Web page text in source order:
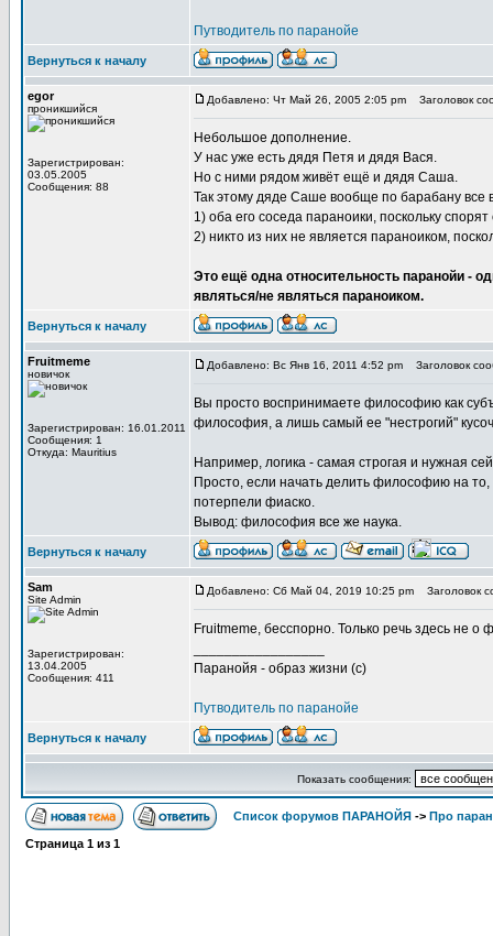
Путводитель по паранойе
Вернуться к началу
egor
проникшийся
Зарегистрирован:
03.05.2005
Сообщения: 88
Добавлено: Чт Май 26, 2005 2:05 pm Заголовок
Небольшое дополнение.
У нас уже есть дядя Петя и дядя Вася.
Но с ними рядом живёт ещё и дядя Саша.
Так этому дяде Саше вообще по барабану все
1) оба его соседа параноики, поскольку
2) никто из них не является параноиком,
Это ещё одна относительность паранойи -
являться/не являться параноиком.
Вернуться к началу
Fruitmeme
новичок
Зарегистрирован: 16.01.2011
Сообщения: 1
Откуда: Mauritius
Добавлено: Вс Янв 16, 2011 4:52 pm Заголовок
Вы просто воспринимаете философию как
философия, а лишь самый ее "нестрогий"
Например, логика - самая строгая и нужная
Просто, если начать делить философию на
потерпели фиаско.
Вывод: философия все же наука.
Вернуться к началу
Sam
Site Admin
Зарегистрирован:
13.04.2005
Сообщения: 411
Добавлено: Сб Май 04, 2019 10:25 pm Заголовок
Fruitmeme, бесспорно. Только речь здесь не
Паранойя - образ жизни (с)
Путводитель по паранойе
Вернуться к началу
Показать сообщения:
Список форумов ПАРАНОЙЯ -> Про
Страница 1 из 1